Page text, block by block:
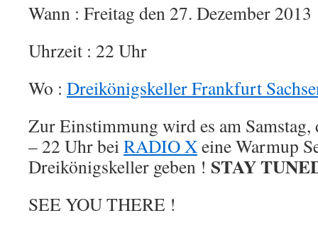
Wann : Freitag den 27. Dezember 2013
Uhrzeit : 22 Uhr
Wo : Dreikönigskeller Frankfurt
Zur Einstimmung wird es am
– 22 Uhr beiRADIO Xeine Warmup
Dreikönigskeller geben ! STAY
SEE YOU THERE !